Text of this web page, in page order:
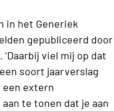
in het Generiek
gepubliceerd door
viel mij op dat
soort jaarverslag
een extern
te tonen dat je aan